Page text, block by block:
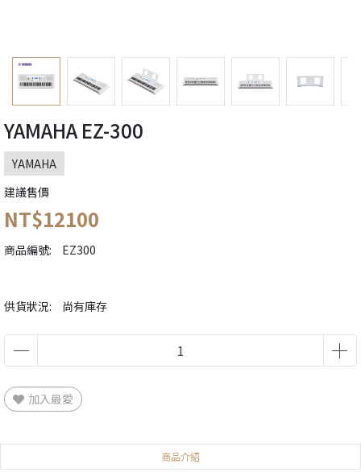
YAMAHA EZ-300
YAMAHA
建議售價
NT$12100
商品編號: EZ300
供貨狀況: 尚有庫存
加入最愛
商品介紹